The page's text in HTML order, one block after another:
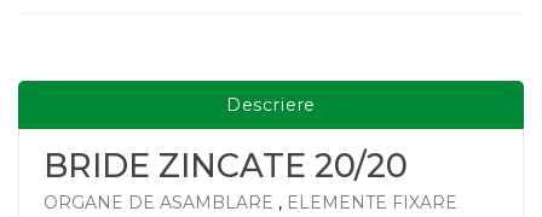
Descriere
BRIDE ZINCATE 20/20
ORGANE DE ASAMBLARE , ELEMENTE FIXARE